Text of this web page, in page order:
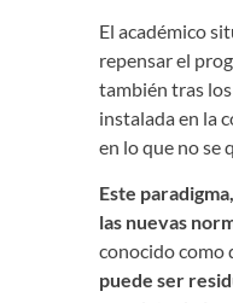
El académico
repensar el
también tras
instalada en la
en lo que no se
Este
las nuevas
conocido como
puede ser